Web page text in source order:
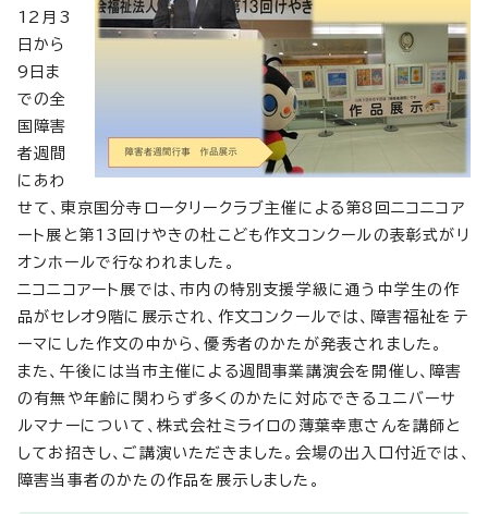
12月3
日から
9日ま
での全
国障害
者週間
にあわ
せて、東京国分寺ロータリークラブ主催による第8回ニコニコア
ート展と第13回けやきの杜こども作文コンクールの表彰式がリ
オンホールで行なわれました。
ニコニコアート展では、市内の特別支援学級に通う中学生の作
品がセレオ9階に展示され、作文コンクールでは、障害福祉をテ
ーマにした作文の中から、優秀者のかたが発表されました。
また、午後には当市主催による週間事業講演会を開催し、障害
の有無や年齢に関わらず多くのかたに対応できるユニバーサ
ルマナーについて、株式会社ミライロの薄葉幸恵さんを講師と
してお招きし、ご講演いただきました。会場の出入口付近では、
障害当事者のかたの作品を展示しました。